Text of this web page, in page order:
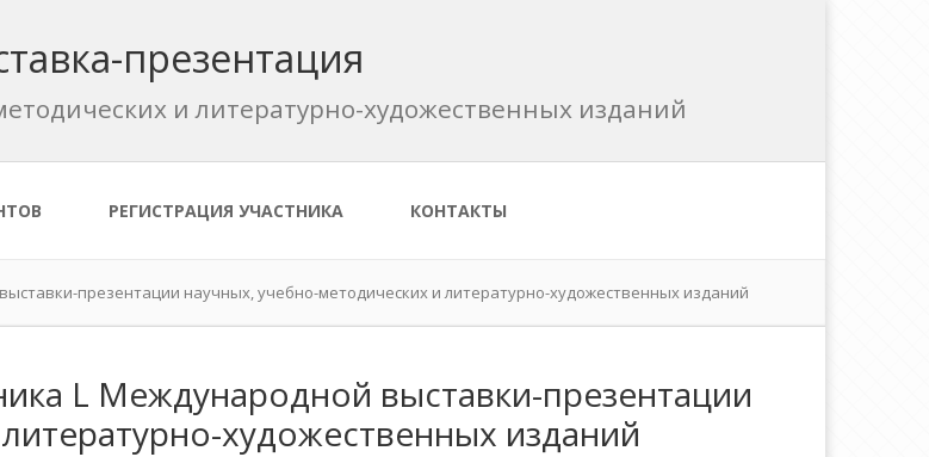
презентация
и литературно-художественных изданий
РЕГИСТРАЦИЯ УЧАСТНИКА КОНТАКТЫ
презентации научных, учебно-методических и литературно-художественных изданий
L Международной выставки-презентации
художественных изданий